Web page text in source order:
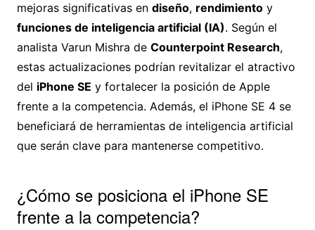
mejoras significativas en diseño, rendimientoy
funciones de inteligencia artificial (IA). Según el
analista Varun Mishra de Counterpoint Research,
estas actualizaciones podrían revitalizar el atractivo
del iPhone SE y fortalecer la posición de Apple
frente a la competencia. Además, el iPhone SE 4 se
beneficiará de herramientas de inteligencia artificial
que serán clave para mantenerse competitivo.
¿Cómo se posiciona el iPhone SE
frente a la competencia?